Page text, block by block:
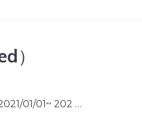
）
01/01~ 202 …